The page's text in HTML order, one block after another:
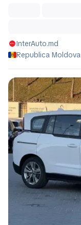
InterAuto.md
Republica Moldova